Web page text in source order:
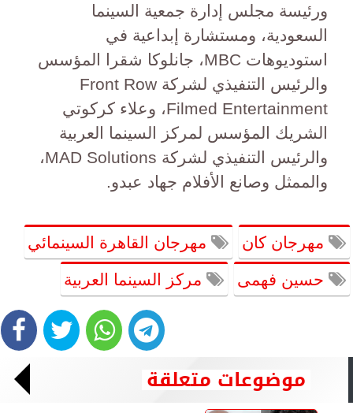
ورئيسة مجلس إدارة جمعية السينما
السعودية، ومستشارة إبداعية في
استوديوهات MBC، جانلوكا شقرا المؤسس
والرئيس التنفيذي لشركة Front Row
Filmed Entertainment، وعلاء كركوتي
الشريك المؤسس لمركز السينما العربية
والرئيس التنفيذي لشركة MAD Solutions،
والممثل وصانع الأفلام جهاد عبدو.
مهرجان كان مهرجان القاهرة السينمائي
حسين فهمى مركز السينما العربية
موضوعات متعلقة